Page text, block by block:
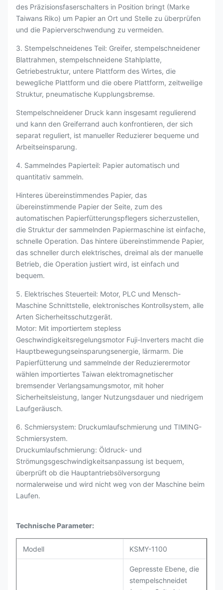
des Präzisionsfaserschalters in Position bringt (Marke
Taiwans Riko) um Papier an Ort und Stelle zu überprüfen
und die Papierverschwendung zu vermeiden.
3. Stempelschneidenes Teil: Greifer, stempelschneidener
Blattrahmen, stempelschneidene Stahlplatte,
Getriebestruktur, untere Plattform des Wirtes, die
bewegliche Plattform und die obere Plattform, zeitweilige
Struktur, pneumatische Kupplungsbremse.
Stempelschneidener Druck kann insgesamt regulierend
und kann den Greiferrand auch konfrontieren, der sich
separat reguliert, ist manueller Reduzierer bequeme und
Arbeitseinsparung.
4. Sammelndes Papierteil: Papier automatisch und
quantitativ sammeln.
Hinteres übereinstimmendes Papier, das
übereinstimmende Papier der Seite, zum des
automatischen Papierfütterungspflegers sicherzustellen,
die Struktur der sammelnden Papiermaschine ist einfache,
schnelle Operation. Das hintere übereinstimmende Papier,
das schneller durch elektrisches, dreimal als der manuelle
Betrieb, die Operation justiert wird, ist einfach und
bequem.
5. Elektrisches Steuerteil: Motor, PLC und Mensch-
Maschine Schnittstelle, elektronisches Kontrollsystem, alle
Arten Sicherheitsschutzgerät.
Motor: Mit importiertem stepless
Geschwindigkeitsregelungsmotor Fuji-Inverters macht die
Hauptbewegungseinsparungsenergie, lärmarm. Die
Papierfütterung und sammelnde der Reduzierermotor
wählen importiertes Taiwan elektromagnetischer
bremsender Verlangsamungsmotor, mit hoher
Sicherheitsleistung, langer Nutzungsdauer und niedrigem
Laufgeräusch.
6. Schmiersystem: Druckumlaufschmierung und TIMING-
Schmiersystem.
Druckumlaufschmierung: Öldruck- und
Strömungsgeschwindigkeitsanpassung ist bequem,
überprüft ob die Hauptantriebsölversorgung
normalerweise und wird nicht weg von der Maschine beim
Laufen.
Technische Parameter:
Modell KSMY-1100
Gepresste Ebene, die
stempelschneidet